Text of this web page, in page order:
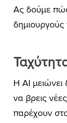
Ας δούμε πώς
δημιουργούς
Η AI μειώνει
να βρεις
παρέχουν